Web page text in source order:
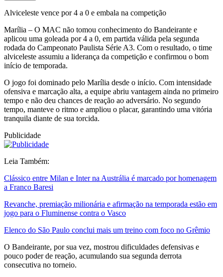
Alviceleste vence por 4 a 0 e embala na competição
Marília – O MAC não tomou conhecimento do Bandeirante e
aplicou uma goleada por 4 a 0, em partida válida pela segunda
rodada do Campeonato Paulista Série A3. Com o resultado, o time
alviceleste assumiu a liderança da competição e confirmou o bom
início de temporada.
O jogo foi dominado pelo Marília desde o início. Com intensidade
ofensiva e marcação alta, a equipe abriu vantagem ainda no primeiro
tempo e não deu chances de reação ao adversário. No segundo
tempo, manteve o ritmo e ampliou o placar, garantindo uma vitória
tranquila diante de sua torcida.
Publicidade
Leia Também:
Clássico entre Milan e Inter na Austrália é marcado por homenagem
a Franco Baresi
Revanche, premiação milionária e afirmação na temporada estão em
jogo para o Fluminense contra o Vasco
Elenco do São Paulo conclui mais um treino com foco no Grêmio
O Bandeirante, por sua vez, mostrou dificuldades defensivas e
pouco poder de reação, acumulando sua segunda derrota
consecutiva no torneio.